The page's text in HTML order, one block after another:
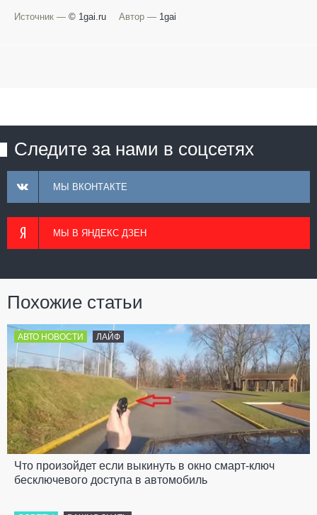
Источник — © 1gai.ru Автор — 1gai
Следите за нами в соцсетях
МЫ ВКОНТАКТЕ
МЫ В ЯНДЕКС ДЗЕН
Похожие статьи
АВТО НОВОСТИ ЛАЙФ
Что произойдет если выкинуть в окно смарт-ключ
бесключевого доступа в автомобиль